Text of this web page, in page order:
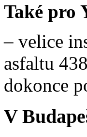
Také pro
– velice
asfaltu
dokonce
V